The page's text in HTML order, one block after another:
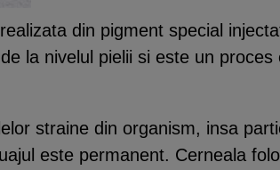
din pigment special
la nivelul pielii si este un
straine din organism, insa
este permanent. Cerneala